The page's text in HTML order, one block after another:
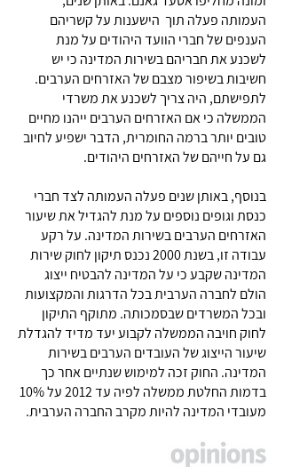
העמותה פעלה תוך הישענות על קשריהם
הענפים של חברי הוועד היהודים על מנת
לשכנע את חבריהם בשירות המדינה כי יש
חשיבות בשיפור מצבם של האזרחים הערבים.
לתפישתם, היה צריך לשכנע את משרדי
הממשלה כי אם האזרחים הערבים ייהנו מחיים
טובים יותר ברמה החומרית, הדבר ישפיע לחיוב
גם על חייהם של האזרחים היהודים.
בנוסף, באותן שנים פעלה העמותה לצד חברי
כנסת וגופים נוספים על מנת להגדיל את שיעור
האזרחים הערבים בשירות המדינה. על רקע
עבודה זו, בשנת 2000 נכנס תיקון לחוק שירות
המדינה שקבע כי על המדינה להבטיח ייצוג
הולם לחברה הערבית בכל הדרגות והמקצועות
ובכל המשרדים שבסמכותה. מתוקף התיקון
לחוק חויבה הממשלה לקבוע יעד מדיד להגדלת
שיעור הייצוג של העובדים הערבים בשירות
המדינה. החוק זכה למימוש שנתיים אחר כך
בדמות החלטת ממשלה לפיה עד 2012 על 10%
מעובדי המדינה להיות מקרב החברה הערבית.